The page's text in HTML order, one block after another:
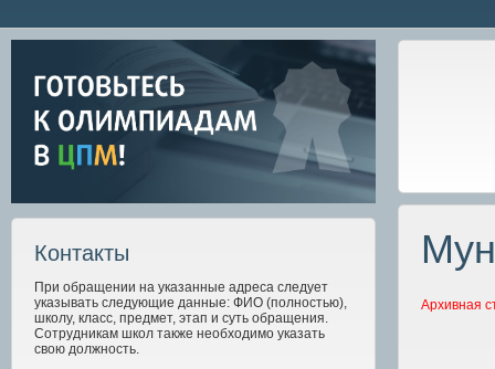
Контакты
При обращении на указанные адреса следует
указывать следующие данные: ФИО (полностью),
школу, класс, предмет, этап и суть обращения.
Сотрудникам школ также необходимо указать
свою должность.
Архивная